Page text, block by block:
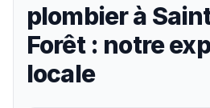
plombier à
Forêt : notre
locale